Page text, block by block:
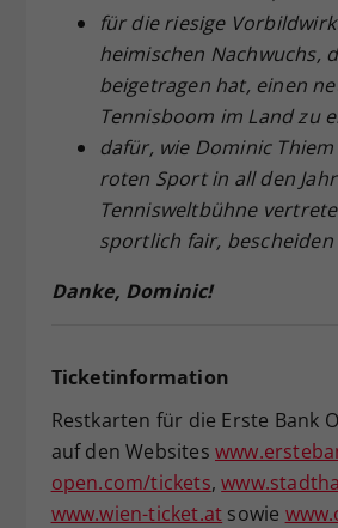
für die riesige
heimischen Nachwuchs,
beigetragen hat, einen
Tennisboom im Land zu
dafür, wie Dominic
roten Sport in all den
Tennisweltbühne
sportlich fair,
Danke, Dominic!
Ticketinformation
Restkarten für die Erste Bank
auf den Websites
open.com/tickets,
www.wien-ticket.at sowie